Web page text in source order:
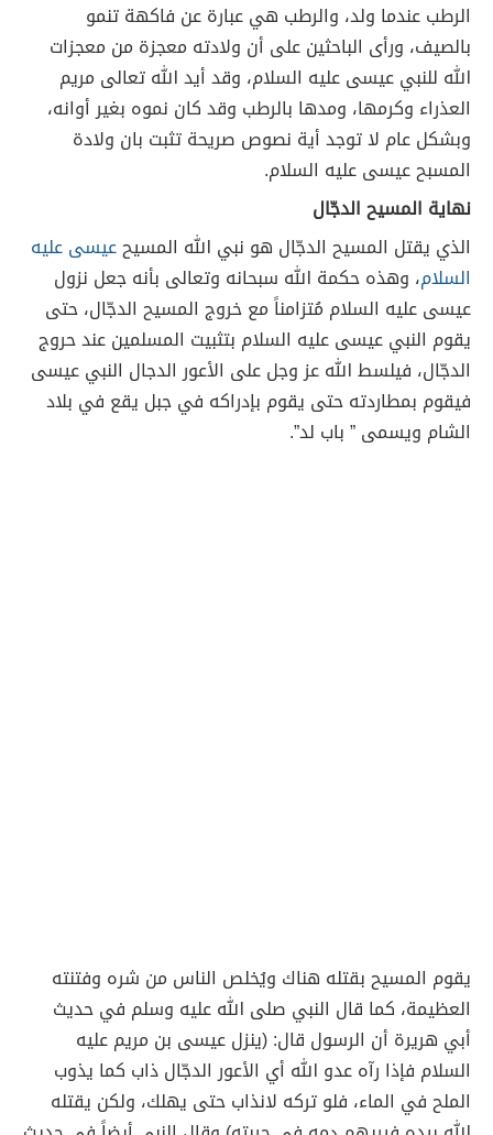
الرطب عندما ولد، والرطب هي عبارة عن فاكهة تنمو
بالصيف، ورأى الباحثين على أن ولادته معجزة من معجزات
الله للنبي عيسى عليه السلام، وقد أيد الله تعالى مريم
العذراء وكرمها، ومدها بالرطب وقد كان نموه بغير أوانه،
وبشكل عام لا توجد أية نصوص صريحة تثبت بان ولادة
المسبح عيسى عليه السلام.
نهاية المسيح الدجّال
الذي يقتل المسيح الدجّال هو نبي الله المسيحعيسى عليه
السلام، وهذه حكمة الله سبحانه وتعالى بأنه جعل نزول
عيسى عليه السلام مُتزامناً مع خروج المسيح الدجّال، حتى
يقوم النبي عيسى عليه السلام بتثبيت المسلمين عند حروج
الدجّال، فيلسط الله عز وجل على الأعور الدجال النبي عيسى
فيقوم بمطاردته حتى يقوم بإدراكه في جبل يقع في بلاد
الشام ويسمى ” باب لد”.
يقوم المسيح بقتله هناك ويُخلص الناس من شره وفتنته
العظيمة، كما قال النبي صلى الله عليه وسلم في حديث
أبي هريرة أن الرسول قال: (ينزل عيسى بن مريم عليه
السلام فإذا رآه عدو الله أي الأعور الدجّال ذاب كما يذوب
الملح في الماء، فلو تركه لانذاب حتى يهلك، ولكن يقتله